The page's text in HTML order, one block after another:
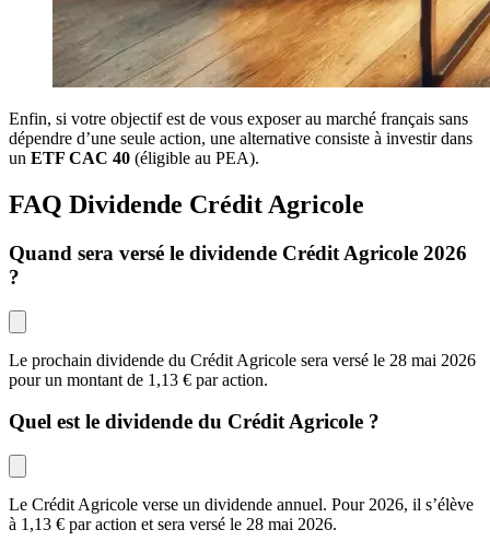
Enfin, si votre objectif est de vous exposer au marché français sans
dépendre d’une seule action, une alternative consiste à investir dans
un ETF CAC 40 (éligible au PEA).
FAQ Dividende Crédit Agricole
Quand sera versé le dividende Crédit Agricole 2026
?
Le prochain dividende du Crédit Agricole sera versé le 28 mai 2026
pour un montant de 1,13 € par action.
Quel est le dividende du Crédit Agricole ?
Le Crédit Agricole verse un dividende annuel. Pour 2026, il s’élève
à 1,13 € par action et sera versé le 28 mai 2026.